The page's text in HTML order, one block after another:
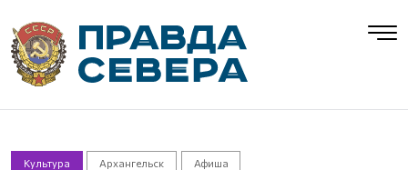
Культура Архангельск Афиша